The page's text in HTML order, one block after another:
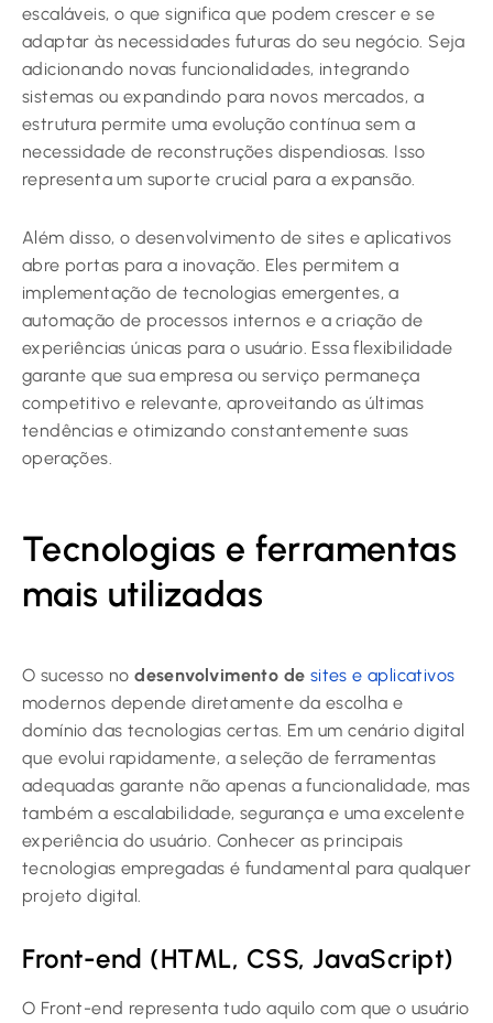
escaláveis, o que significa que podem crescer e se
adaptar às necessidades futuras do seu negócio. Seja
adicionando novas funcionalidades, integrando
sistemas ou expandindo para novos mercados, a
estrutura permite uma evolução contínua sem a
necessidade de reconstruções dispendiosas. Isso
representa um suporte crucial para a expansão.
Além disso, o desenvolvimento de sites e aplicativos
abre portas para a inovação. Eles permitem a
implementação de tecnologias emergentes, a
automação de processos internos e a criação de
experiências únicas para o usuário. Essa flexibilidade
garante que sua empresa ou serviço permaneça
competitivo e relevante, aproveitando as últimas
tendências e otimizando constantemente suas
operações.
Tecnologias e ferramentas
mais utilizadas
O sucesso nodesenvolvimento de sites e aplicativos
modernos depende diretamente da escolha e
domínio das tecnologias certas. Em um cenário digital
que evolui rapidamente, a seleção de ferramentas
adequadas garante não apenas a funcionalidade, mas
também a escalabilidade, segurança e uma excelente
experiência do usuário. Conhecer as principais
tecnologias empregadas é fundamental para qualquer
projeto digital.
Front-end (HTML, CSS, JavaScript)
O Front-end representa tudo aquilo com que o usuário